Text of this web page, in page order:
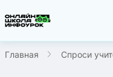
Главная Спроси